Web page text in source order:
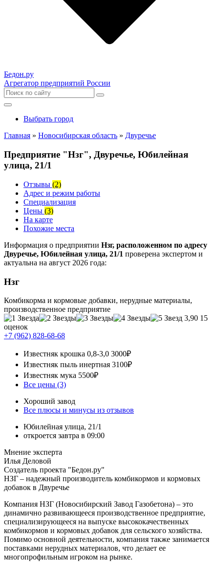
Бедон.ру
Агрегатор предприятий России
Выбрать город
Главная » Новосибирская область » Двуречье
Предприятие "Нзг", Двуречье, Юбилейная
улица, 21/1
Отзывы (2)
Адрес и режим работы
Специализация
Цены (3)
На карте
Похожие места
Информация о предприятии Нзг, расположенном по адресу
Двуречье, Юбилейная улица, 21/1 проверена экспертом и
актуальна на август 2026 года:
Нзг
Комбикорма и кормовые добавки, нерудные материалы,
производственное предприятие
3,90 15
оценок
+7 (962) 828-68-68
Известняк крошка 0,8-3,0 3000₽
Известняк пыль инертная 3100₽
Известняк мука 5500₽
Все цены (3)
Хороший завод
Все плюсы и минусы из отзывов
Юбилейная улица, 21/1
откроется завтра в 09:00
Мнение эксперта
Илья Деловой
Создатель проекта "Бедон.ру"
НЗГ – надежный производитель комбикормов и кормовых
добавок в Двуречье
Компания НЗГ (Новосибирский Завод Газобетона) – это
динамично развивающееся производственное предприятие,
специализирующееся на выпуске высококачественных
комбикормов и кормовых добавок для сельского хозяйства.
Помимо основной деятельности, компания также занимается
поставками нерудных материалов, что делает ее
многопрофильным игроком на рынке.